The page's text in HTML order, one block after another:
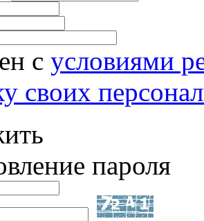
с условиями
своих
пароля